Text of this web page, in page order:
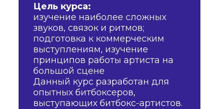
Цель курса:
изучение наиболее сложных
звуков, связок и ритмов;
подготовка к коммерческим
выступлениям, изучение
принципов работы артиста на
большой сцене
Данный курс разработан для
опытных битбоксеров,
выступающих битбокс-артистов.